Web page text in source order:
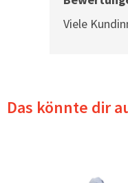
Viele
Das könnte dir